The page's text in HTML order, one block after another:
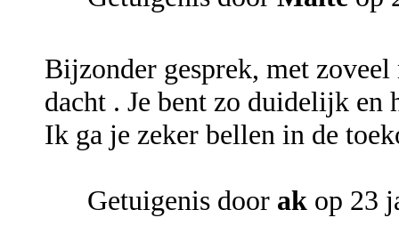
Bijzonder gesprek, met
dacht . Je bent zo duidelijk en
Ik ga je zeker bellen in de
Getuigenis door ak op 23